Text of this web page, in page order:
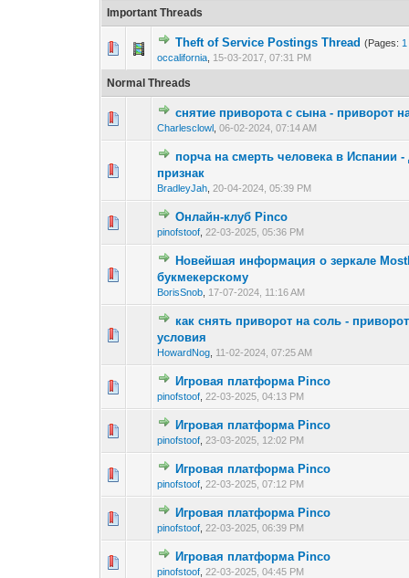
Important Threads
Theft of Service Postings Thread (Pages: 1
occalifornia 15-03-2017, 07:31 PM
3 Vote(s) - 1
Normal Threads
снятие приворота с сына - приворот
Charlesclowl ,06-02-2024, 07:14 AM
0 Vote(s) - 0 out 1
порча на смерть человека в Испании
признак
BradleyJah ,20-04-2024, 05:39 PM
Онлайн-клуб Pinco
pinofstoof 22-03-2025, 05:36 PM
Новейшая информация о зеркале
букмекерскому
BorisSnob 17-07-2024, 11:16 AM
как снять приворот на соль -
условия
HowardNog 11-02-2024, 07:25 AM
Игровая платформа Pinco
pinofstoof ,22-03-2025, 04:13 PM
0 Vote(s) - 0 out
Игровая платформа Pinco
pinofstoof 23-03-2025, 12:02 PM
0 Vote(s) - 0 out
Игровая платформа Pinco
pinofstoof ,22-03-2025, 07:12 PM
0 Vote(s) - 0 out
Игровая платформа Pinco
pinofstoof 22-03-2025, 06:39 PM
0 Vote(s) - 0 out
Игровая платформа Pinco
pinofstoof ,22-03-2025, 04:45 PM
0 Vote(s) - 0 out